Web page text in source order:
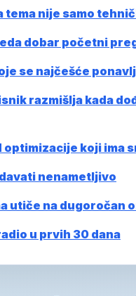
tema nije samo
dobar početni
se najčešće
razmišlja kada
optimizacije koji ima
nenametljivo
utiče na dugoročan
u prvih 30 dana